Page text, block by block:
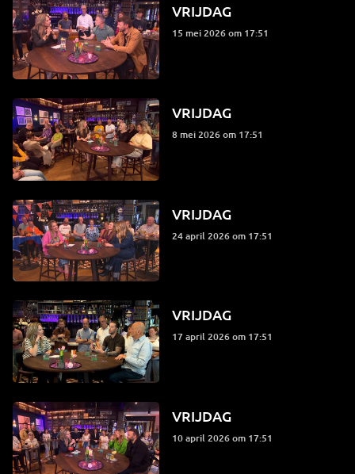
VRIJDAG
15 mei 2026 om 17:51
VRIJDAG
8 mei 2026 om 17:51
VRIJDAG
24 april 2026 om 17:51
VRIJDAG
17 april 2026 om 17:51
VRIJDAG
10 april 2026 om 17:51